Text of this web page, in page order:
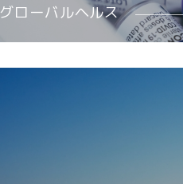
グローバルヘルス